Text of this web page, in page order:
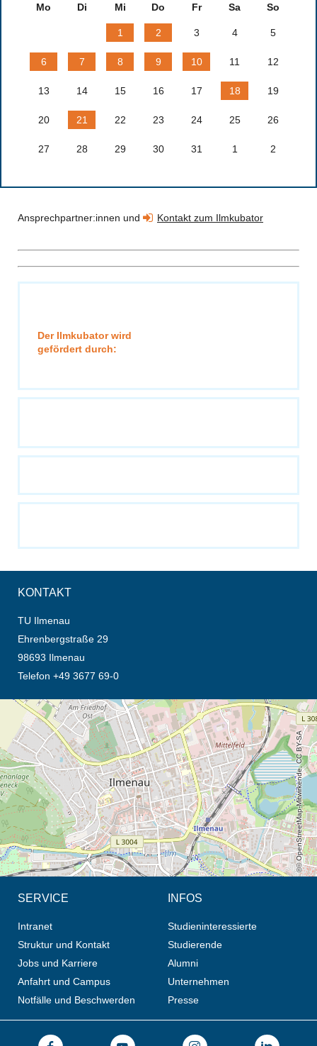
Mo Di Mi Do Fr Sa So
1 2 3 4 5
6 7 8 9 10 11 12
13 14 15 16 17 18 19
20 21 22 23 24 25 26
27 28 29 30 31 1 2
Ansprechpartner:innen und Kontakt zum Ilmkubator
Der Ilmkubator wird
gefördert durch:
KONTAKT
TU Ilmenau
Ehrenbergstraße 29
98693 Ilmenau
Telefon +49 3677 69-0
Öffnet die Anfahrtsbeschreibung in neuem Tab (Karte)
© OpenStreetMap-Mitwirkende, CC BY-SA
SERVICE
Intranet
Struktur und Kontakt
Jobs und Karriere
Anfahrt und Campus
Notfälle und Beschwerden
INFOS
Studieninteressierte
Studierende
Alumni
Unternehmen
Presse